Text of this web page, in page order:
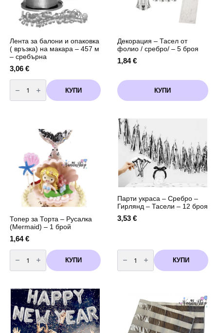
Лента за балони и опаковка
( връзка) на макара – 457 м
– сребърна
3,06 €
количество
за
Лента
за
сребърна
КУПИ
Декорация – Тасел от
фолио / сребро/ – 5 броя
1,84€
КУПИ
Топер за Торта – Русалка
(Mermaid) – 1 брой
1,64€
количество
за
Топер
за
Русалка
(Mermaid)
-
1
брой
КУПИ
Парти украса – Сребро –
Гирлянд – Тасели – 12 броя
3,53 €
количество
за
Парти
украса
Тасели
броя
КУПИ